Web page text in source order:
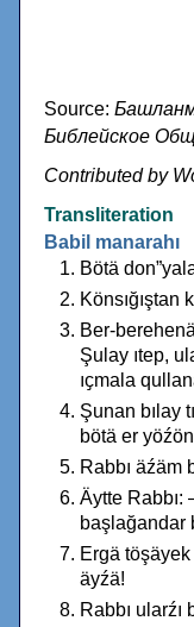
Source:
Библейское
Contributed by
Transliteration
Babil manarahı
Bötä
Könsığıştan
Ber-
Şulay ıtep,
ıҫmala
Şunan bılay
bötä er
Rabbı äźäm
Äytte Rabbı:
başlağandar
Ergä
äyźä!
Rabbı